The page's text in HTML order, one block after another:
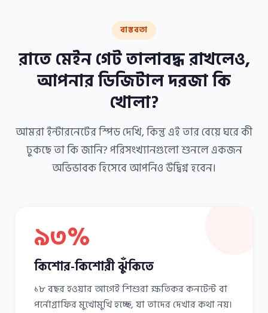
বাস্তবতা
রাতে মেইন গেট তালাবদ্ধ রাখলেও,
আপনার ডিজিটাল দরজা কি
খোলা?
আমরা ইন্টারনেটের স্পিড দেখি, কিন্তু এই তার বেয়ে ঘরে কী
ঢুকছে তা কি জানি? পরিসংখ্যানগুলো শুনলে একজন
অভিভাবক হিসেবে আপনিও উদ্বিগ্ন হবেন।
৯৩%
কিশোর-কিশোরী ঝুঁকিতে
১৮ বছর হওয়ার আগেই শিশুরা ক্ষতিকর কনটেন্ট বা
পর্নোগ্রাফির মুখোমুখি হচ্ছে, যা তাদের দেখার কথা নয়।